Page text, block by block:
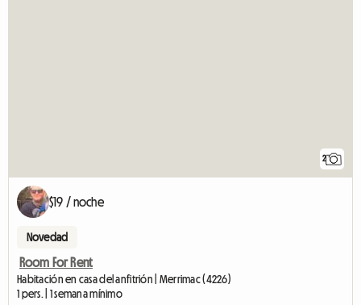
2
$19 / noche
Novedad
Room For Rent
Habitación en casa del anfitrión | Merrimac (4226)
1 pers. | 1 semana mínimo